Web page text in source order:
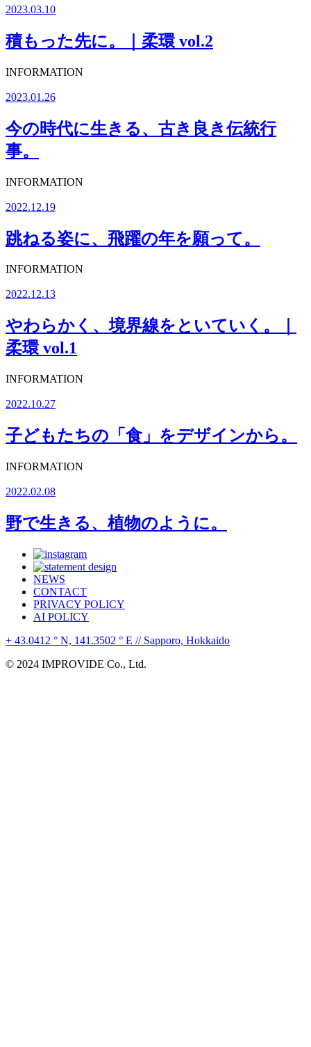
2023.03.10
積もった先に。｜柔環 vol.2
INFORMATION
2023.01.26
今の時代に生きる、古き良き伝統行
事。
INFORMATION
2022.12.19
跳ねる姿に、飛躍の年を願って。
INFORMATION
2022.12.13
やわらかく、境界線をといていく。｜
柔環 vol.1
INFORMATION
2022.10.27
子どもたちの「食」をデザインから。
INFORMATION
2022.02.08
野で生きる、植物のように。
NEWS
CONTACT
PRIVACY POLICY
AI POLICY
+ 43.0412 ° N, 141.3502 ° E // Sapporo, Hokkaido
© 2024 IMPROVIDE Co., Ltd.